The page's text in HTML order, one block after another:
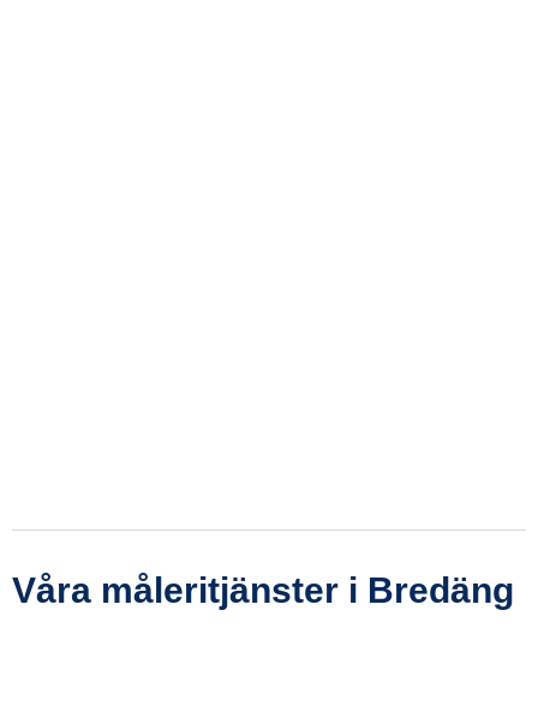
Våra måleritjänster i Bredäng